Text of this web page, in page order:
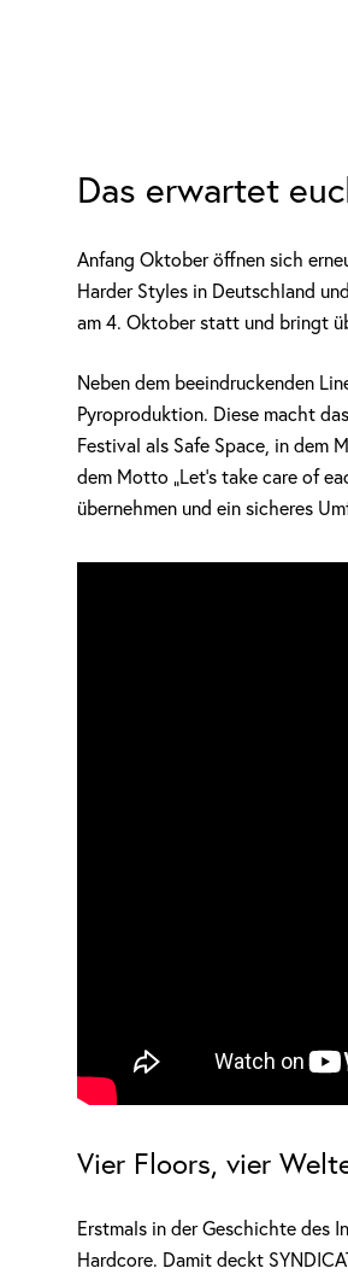
Das erwartet
Anfang Oktober öffnen sich
Harder Styles in Deutschland
am 4. Oktober statt und bringt
Neben dem beeindruckenden
Pyroproduktion. Diese macht
Festival als Safe Space, in dem
dem Motto „Let’s take care of
übernehmen und ein sicheres
Vier Floors, vier
Erstmals in der Geschichte des
Hardcore. Damit deckt